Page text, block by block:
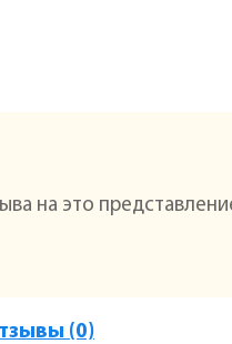
на это
(0)